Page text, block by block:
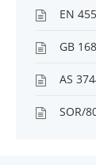
EN
GB
AS
SOR/